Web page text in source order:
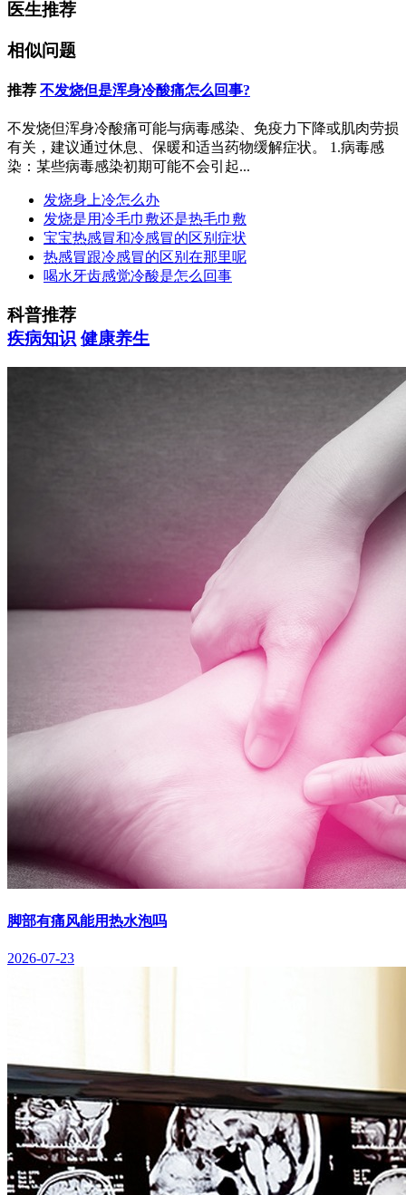
医生推荐
相似问题
推荐 不发烧但是浑身冷酸痛怎么回事?
不发烧但浑身冷酸痛可能与病毒感染、免疫力下降或肌肉劳损
有关，建议通过休息、保暖和适当药物缓解症状。 1.病毒感
染：某些病毒感染初期可能不会引起...
发烧身上冷怎么办
发烧是用冷毛巾敷还是热毛巾敷
宝宝热感冒和冷感冒的区别症状
热感冒跟冷感冒的区别在那里呢
喝水牙齿感觉冷酸是怎么回事
科普推荐
疾病知识 健康养生
脚部有痛风能用热水泡吗
2026-07-23